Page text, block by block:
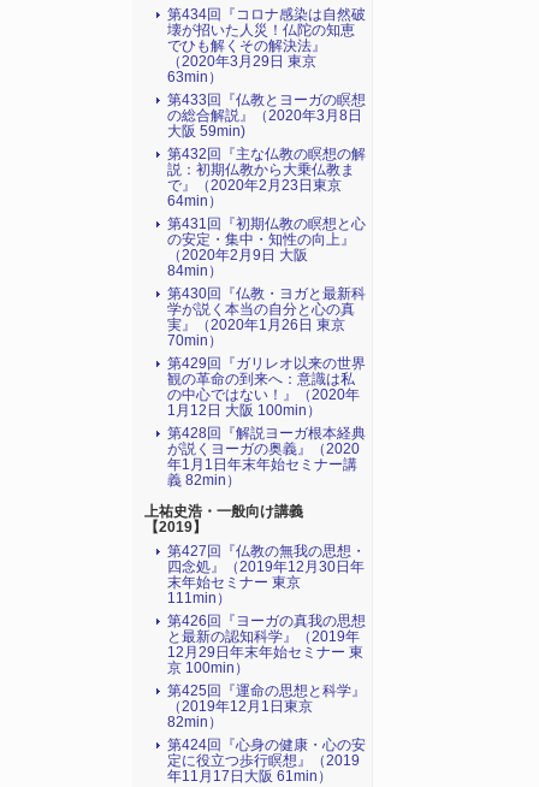
第434回『コロナ感染は自然破
壊が招いた人災！仏陀の知恵
でひも解くその解決法』
（2020年3月29日 東京
63min）
第433回『仏教とヨーガの瞑想
の総合解説』（2020年3月8日
大阪 59min)
第432回『主な仏教の瞑想の解
説：初期仏教から大乗仏教ま
で』（2020年2月23日東京
64min）
第431回『初期仏教の瞑想と心
の安定・集中・知性の向上』
（2020年2月9日 大阪
84min）
第430回『仏教・ヨガと最新科
学が説く本当の自分と心の真
実』（2020年1月26日 東京
70min）
第429回『ガリレオ以来の世界
観の革命の到来へ：意識は私
の中心ではない！』（2020年
1月12日 大阪 100min）
第428回『解説ヨーガ根本経典
が説くヨーガの奥義』（2020
年1月1日年末年始セミナー講
義 82min）
上祐史浩・一般向け講義
【2019】
第427回『仏教の無我の思想・
四念処』（2019年12月30日年
末年始セミナー 東京
111min）
第426回『ヨーガの真我の思想
と最新の認知科学』（2019年
12月29日年末年始セミナー 東
京 100min）
第425回『運命の思想と科学』
（2019年12月1日東京
82min）
第424回『心身の健康・心の安
定に役立つ歩行瞑想』（2019
年11月17日大阪 61min）